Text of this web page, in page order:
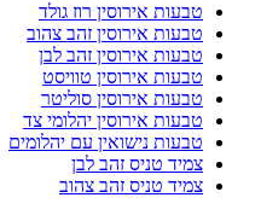
טבעות אירוסין רוז גולד
טבעות אירוסין זהב צהוב
טבעות אירוסין זהב לבן
טבעות אירוסין טוויסט
טבעות אירוסין סוליטר
טבעות אירוסין יהלומי צד
טבעות נישואין עם יהלומים
צמיד טניס זהב לבן
צמיד טניס זהב צהוב